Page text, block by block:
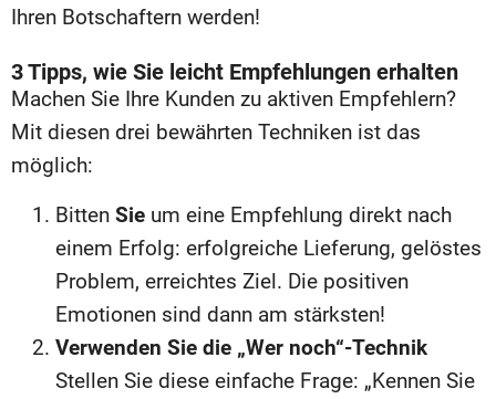
Ihren Botschaftern werden!
3 Tipps, wie Sie leicht Empfehlungen erhalten
Machen Sie Ihre Kunden zu aktiven Empfehlern?
Mit diesen drei bewährten Techniken ist das
möglich:
Bitten Sie um eine Empfehlung direkt nach
einem Erfolg: erfolgreiche Lieferung, gelöstes
Problem, erreichtes Ziel. Die positiven
Emotionen sind dann am stärksten!
Verwenden Sie die „Wer noch“-Technik
Stellen Sie diese einfache Frage: „Kennen Sie